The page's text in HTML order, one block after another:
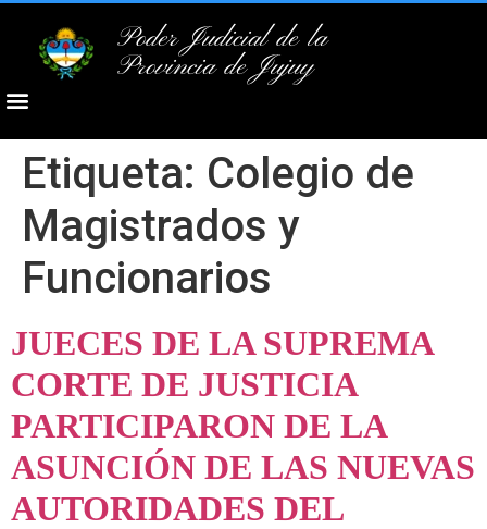
Poder Judicial de la
Provincia de Jujuy
Etiqueta: Colegio de
Magistrados y
Funcionarios
JUECES DE LA SUPREMA
CORTE DE JUSTICIA
PARTICIPARON DE LA
ASUNCIÓN DE LAS NUEVAS
AUTORIDADES DEL